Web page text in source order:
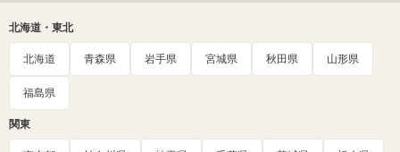
北海道・東北
北海道 青森県 岩手県 宮城県 秋田県 山形県
福島県
関東